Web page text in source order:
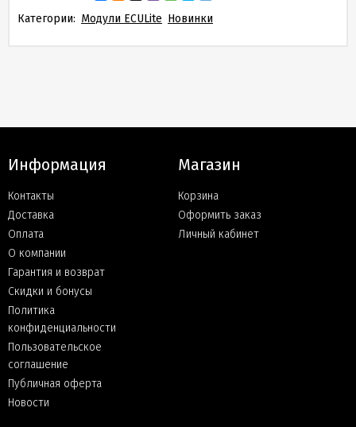
Категории: Модули ECULite Новинки
Информация
Контакты
Доставка
Оплата
О компании
Гарантия и возврат
Скидки и бонусы
Политика
конфиденциальности
Пользовательское
соглашение
Публичная оферта
Новости
Магазин
Корзина
Оформить заказ
Личный кабинет